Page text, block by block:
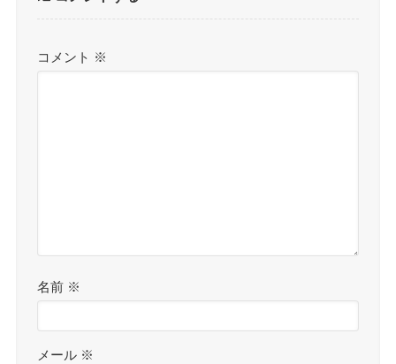
コメント ※
名前 ※
メール ※